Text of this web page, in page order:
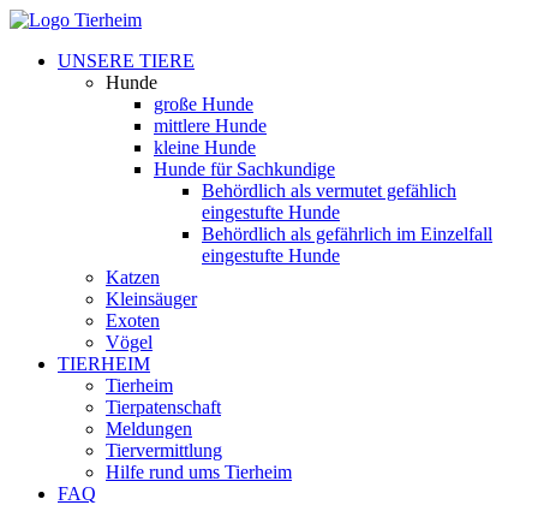
UNSERE TIERE
Hunde
große Hunde
mittlere Hunde
kleine Hunde
Hunde für Sachkundige
Behördlich als vermutet gefählich
eingestufte Hunde
Behördlich als gefährlich im Einzelfall
eingestufte Hunde
Katzen
Kleinsäuger
Exoten
Vögel
TIERHEIM
Tierheim
Tierpatenschaft
Meldungen
Tiervermittlung
Hilfe rund ums Tierheim
FAQ